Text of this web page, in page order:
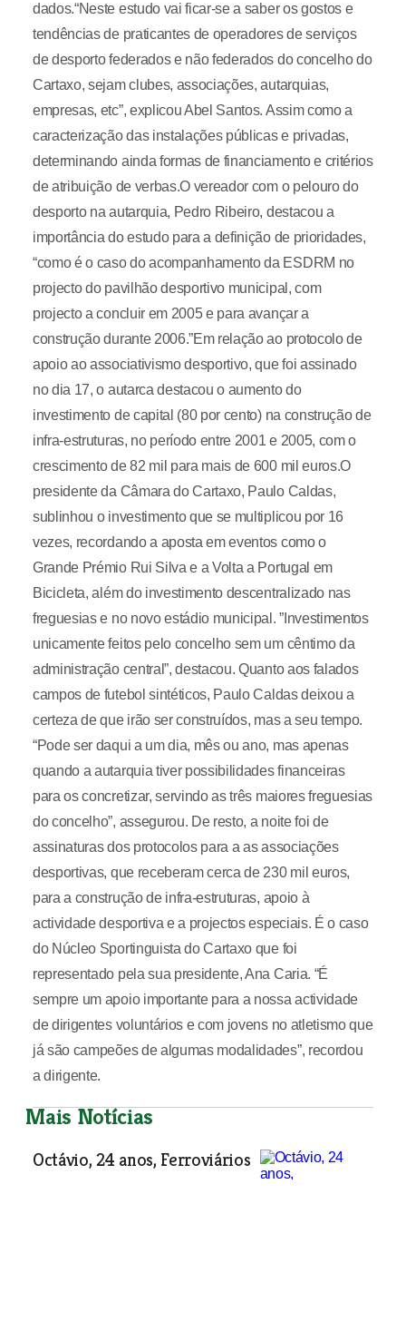
dados.“Neste estudo vai ficar-se a saber os gostos e
tendências de praticantes de operadores de serviços
de desporto federados e não federados do concelho do
Cartaxo, sejam clubes, associações, autarquias,
empresas, etc”, explicou Abel Santos. Assim como a
caracterização das instalações públicas e privadas,
determinando ainda formas de financiamento e critérios
de atribuição de verbas.O vereador com o pelouro do
desporto na autarquia, Pedro Ribeiro, destacou a
importância do estudo para a definição de prioridades,
“como é o caso do acompanhamento da ESDRM no
projecto do pavilhão desportivo municipal, com
projecto a concluir em 2005 e para avançar a
construção durante 2006.”Em relação ao protocolo de
apoio ao associativismo desportivo, que foi assinado
no dia 17, o autarca destacou o aumento do
investimento de capital (80 por cento) na construção de
infra-estruturas, no período entre 2001 e 2005, com o
crescimento de 82 mil para mais de 600 mil euros.O
presidente da Câmara do Cartaxo, Paulo Caldas,
sublinhou o investimento que se multiplicou por 16
vezes, recordando a aposta em eventos como o
Grande Prémio Rui Silva e a Volta a Portugal em
Bicicleta, além do investimento descentralizado nas
freguesias e no novo estádio municipal. ”Investimentos
unicamente feitos pelo concelho sem um cêntimo da
administração central”, destacou. Quanto aos falados
campos de futebol sintéticos, Paulo Caldas deixou a
certeza de que irão ser construídos, mas a seu tempo.
“Pode ser daqui a um dia, mês ou ano, mas apenas
quando a autarquia tiver possibilidades financeiras
para os concretizar, servindo as três maiores freguesias
do concelho”, assegurou. De resto, a noite foi de
assinaturas dos protocolos para a as associações
desportivas, que receberam cerca de 230 mil euros,
para a construção de infra-estruturas, apoio à
actividade desportiva e a projectos especiais. É o caso
do Núcleo Sportinguista do Cartaxo que foi
representado pela sua presidente, Ana Caria. “É
sempre um apoio importante para a nossa actividade
de dirigentes voluntários e com jovens no atletismo que
já são campeões de algumas modalidades”, recordou
a dirigente.
Mais Notícias
Octávio, 24 anos, Ferroviários